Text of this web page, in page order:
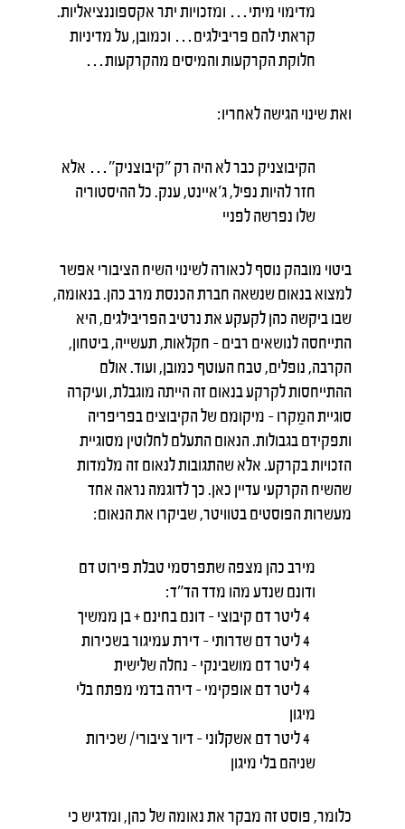
מדימוי מיתי… ומזכויות יתר אקספוננציאליות.
קראתי להם פריבילגים… וכמובן, על מדיניות
חלוקת הקרקעות והמיסים מהקרקעות…
ואת שינוי הגישה לאחריו:
הקיבוצניק כבר לא היה רק "קיבוצניק"… אלא
חזר להיות נפיל, ג'איינט, ענק. כל ההיסטוריה
שלו נפרשה לפניי
ביטוי מובהק נוסף לכאורה לשינוי השיח הציבורי אפשר
למצוא בנאום שנשאה חברת הכנסת מרב כהן. בנאומה,
שבו ביקשה כהן לקעקע את נרטיב הפריבילגים, היא
התייחסה לנושאים רבים – חקלאות, תעשייה, ביטחון,
הקרבה, נופלים, טבח העוטף כמובן, ועוד. אולם
ההתייחסות לקרקע בנאום זה הייתה מוגבלת, ועיקרה
סוגיית המַקרו – מיקומם של הקיבוצים בפריפריה
ותפקידם בגבולות. הנאום התעלם לחלוטין מסוגיית
הזכויות בקרקע. אלא שהתגובות לנאום זה מלמדות
שהשיח הקרקעי עדיין כאן. כך לדוגמה נראה אחד
מעשרות הפוסטים בטוויטר, שביקרו את הנאום:
מירב כהן מצפה שתפרסמי טבלת פירוט דם
ודונם שנדע מהו מדד הד"ד:
4 ליטר דם אופקימי – דירה בדמי מפתח בלי
מיגון
4 ליטר דם אשקלוני – דיור ציבורי/ שכירות
שניהם בלי מיגון
כלומר, פוסט זה מבקר את נאומה של כהן, ומדגיש כי